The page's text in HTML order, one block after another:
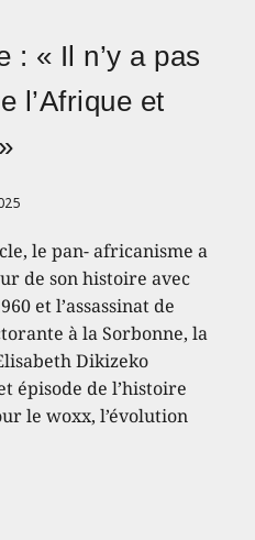
: « Il n’y a pas
l’Afrique et
le pan- africanisme a
de son histoire avec
et l’assassinat de
à la Sorbonne, la
Dikizeko
épisode de l’histoire
le woxx, l’évolution